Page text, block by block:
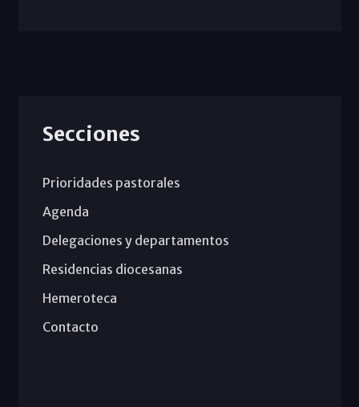
Secciones
Prioridades pastorales
Agenda
Delegaciones y departamentos
Residencias diocesanas
Hemeroteca
Contacto